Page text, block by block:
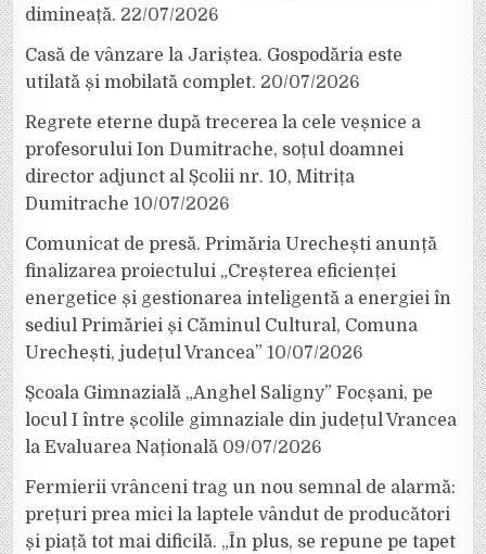
dimineață. 22/07/2026
Casă de vânzare la Jariștea. Gospodăria este
utilată și mobilată complet. 20/07/2026
Regrete eterne după trecerea la cele veșnice a
profesorului Ion Dumitrache, soțul doamnei
director adjunct al Școlii nr. 10, Mitrița
Dumitrache 10/07/2026
Comunicat de presă. Primăria Urechești anunță
finalizarea proiectului „Creșterea eficienței
energetice și gestionarea inteligentă a energiei în
sediul Primăriei și Căminul Cultural, Comuna
Urechești, județul Vrancea” 10/07/2026
Școala Gimnazială „Anghel Saligny” Focșani, pe
locul I între școlile gimnaziale din județul Vrancea
la Evaluarea Națională 09/07/2026
Fermierii vrânceni trag un nou semnal de alarmă:
prețuri prea mici la laptele vândut de producători
și piață tot mai dificilă. „În plus, se repune pe tapet